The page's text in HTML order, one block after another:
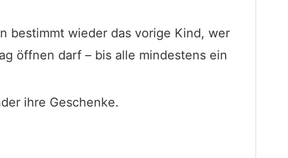
bestimmt wieder das vorige Kind, wer
öffnen darf – bis alle mindestens ein
ihre Geschenke.